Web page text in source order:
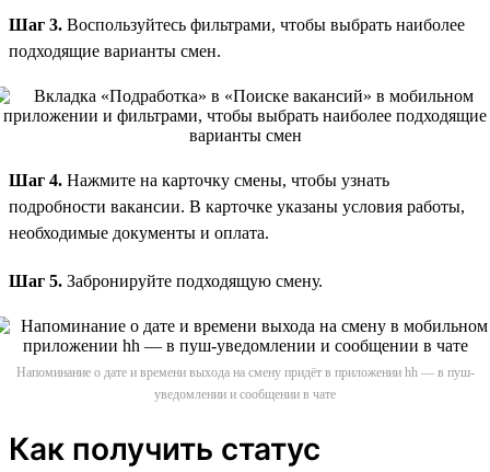
Шаг 3. Воспользуйтесь фильтрами, чтобы выбрать наиболее
подходящие варианты смен.
Шаг 4. Нажмите на карточку смены, чтобы узнать
подробности вакансии. В карточке указаны условия работы,
необходимые документы и оплата.
Шаг 5. Забронируйте подходящую смену.
Напоминание о дате и времени выхода на смену придёт в приложении hh — в пуш-
уведомлении и сообщении в чате
Как получить статус